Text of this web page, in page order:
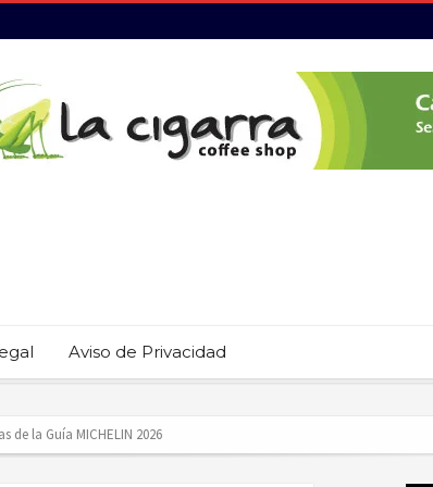
Aviso de Privacidad
San Lucas